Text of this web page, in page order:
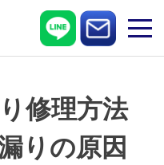
修理方法
りの原因